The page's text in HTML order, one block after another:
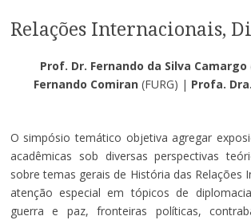
Relações Internacionais,
Prof. Dr. Fernando da Silva Camargo
Fernando Comiran (FURG) | Profa.
O simpósio temático objetiva agregar
acadêmicas sob diversas perspectivas
sobre temas gerais de História das Relações
atenção especial em tópicos de
guerra e paz, fronteiras políticas,